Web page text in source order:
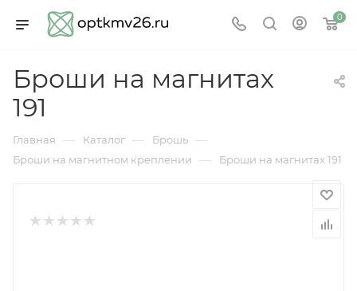
0
Броши на магнитах
191
Главная — Каталог — Брошь —
Броши на магнитном креплении — Броши на магнитах 191